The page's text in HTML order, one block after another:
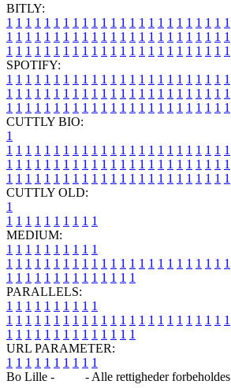
BITLY:
1 1 1 1 1 1 1 1 1 1 1 1 1 1 1 1 1 1 1 1 1 1 1 1
1 1 1 1 1 1 1 1 1 1 1 1 1 1 1 1 1 1 1 1 1 1 1 1
1 1 1 1 1 1 1 1 1 1 1 1 1 1 1 1 1 1 1 1 1 1 1 1
SPOTIFY:
1 1 1 1 1 1 1 1 1 1 1 1 1 1 1 1 1 1 1 1 1 1 1 1
1 1 1 1 1 1 1 1 1 1 1 1 1 1 1 1 1 1 1 1 1 1 1 1
1 1 1 1 1 1 1 1 1 1 1 1 1 1 1 1 1 1 1 1 1 1 1 1
CUTTLY BIO:
1
1 1 1 1 1 1 1 1 1 1 1 1 1 1 1 1 1 1 1 1 1 1 1 1
1 1 1 1 1 1 1 1 1 1 1 1 1 1 1 1 1 1 1 1 1 1 1 1
1 1 1 1 1 1 1 1 1 1 1 1 1 1 1 1 1 1 1 1 1 1 1 1
CUTTLY OLD:
1
1 1 1 1 1 1 1 1 1 1
MEDIUM:
1 1 1 1 1 1 1 1 1 1
1 1 1 1 1 1 1 1 1 1 1 1 1 1 1 1 1 1 1 1 1 1 1 1
1 1 1 1 1 1 1 1 1 1 1 1 1 1
PARALLELS:
1 1 1 1 1 1 1 1 1 1
1 1 1 1 1 1 1 1 1 1 1 1 1 1 1 1 1 1 1 1 1 1 1 1
1 1 1 1 1 1 1 1 1 1 1 1 1 1
URL PARAMETER:
1 1 1 1 1 1 1 1 1 1
Bo Lille -
- Alle rettigheder forbeholdes